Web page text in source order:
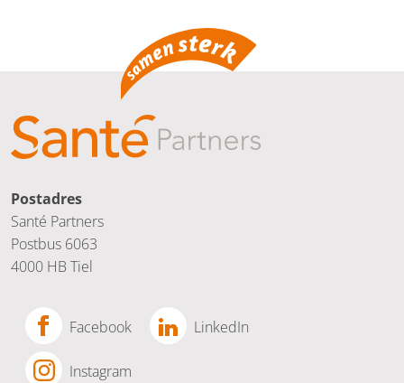
Postadres
Santé Partners
Postbus 6063
4000 HB Tiel
Facebook LinkedIn
Instagram